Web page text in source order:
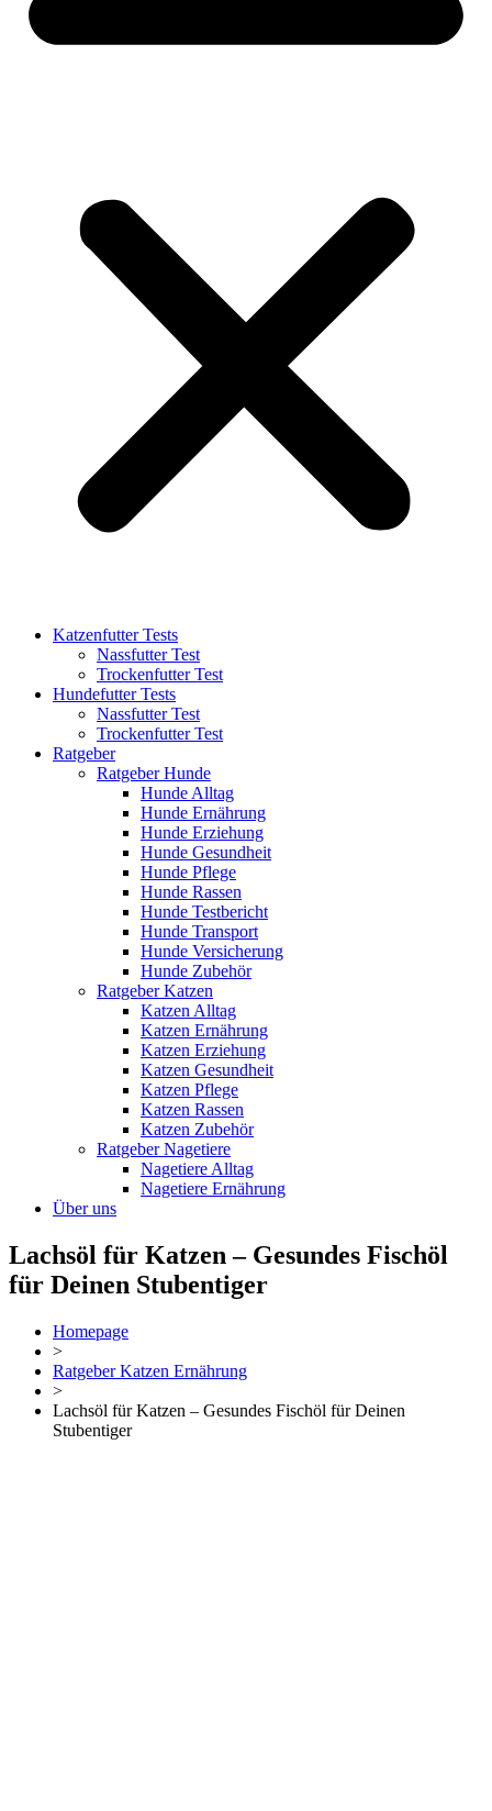
Katzenfutter Tests
Nassfutter Test
Trockenfutter Test
Hundefutter Tests
Nassfutter Test
Trockenfutter Test
Ratgeber
Ratgeber Hunde
Hunde Alltag
Hunde Ernährung
Hunde Erziehung
Hunde Gesundheit
Hunde Pflege
Hunde Rassen
Hunde Testbericht
Hunde Transport
Hunde Versicherung
Hunde Zubehör
Ratgeber Katzen
Katzen Alltag
Katzen Ernährung
Katzen Erziehung
Katzen Gesundheit
Katzen Pflege
Katzen Rassen
Katzen Zubehör
Ratgeber Nagetiere
Nagetiere Alltag
Nagetiere Ernährung
Über uns
Lachsöl für Katzen – Gesundes Fischöl
für Deinen Stubentiger
Homepage
>
Ratgeber Katzen Ernährung
>
Lachsöl für Katzen – Gesundes Fischöl für Deinen
Stubentiger